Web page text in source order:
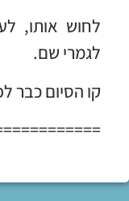
לחוש אותו,
לגמרי שם.
קו הסיום כבר